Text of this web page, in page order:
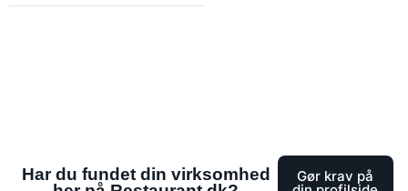
Har du fundet din virksomhed
Gør krav på